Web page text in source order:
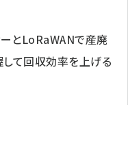
とLoRaWANで産廃
て回収効率を上げる